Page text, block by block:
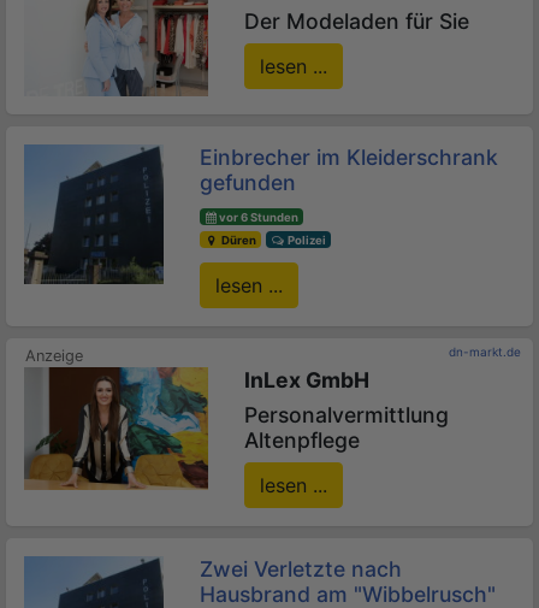
Der Modeladen für Sie
lesen ...
Einbrecher im Kleiderschrank
gefunden
vor 6 Stunden
Düren
Polizei
lesen ...
dn-markt.de
InLex GmbH
Personalvermittlung
Altenpflege
lesen ...
Zwei Verletzte nach
Hausbrand am "Wibbelrusch"